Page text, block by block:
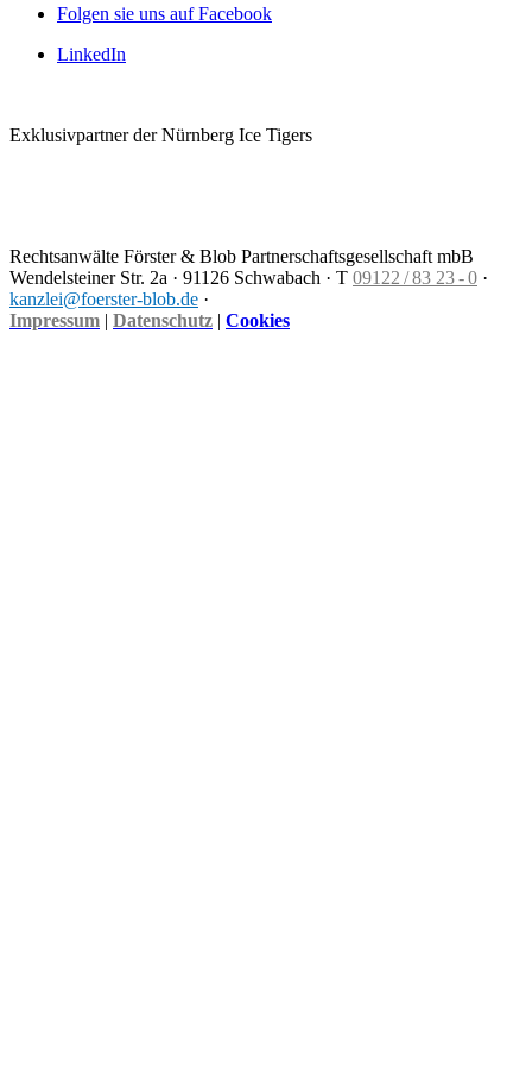
Folgen sie uns auf Facebook
LinkedIn
Exklusivpartner der Nürnberg Ice Tigers
Rechtsanwälte Förster & Blob Partnerschaftsgesellschaft mbB
Wendelsteiner Str. 2a · 91126 Schwabach · T 09122 / 83 23 - 0 ·
kanzlei@foerster-blob.de ·
Impressum | Datenschutz | Cookies